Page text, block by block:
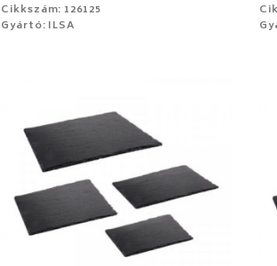
Cikkszám: 126125
Gyártó: ILSA